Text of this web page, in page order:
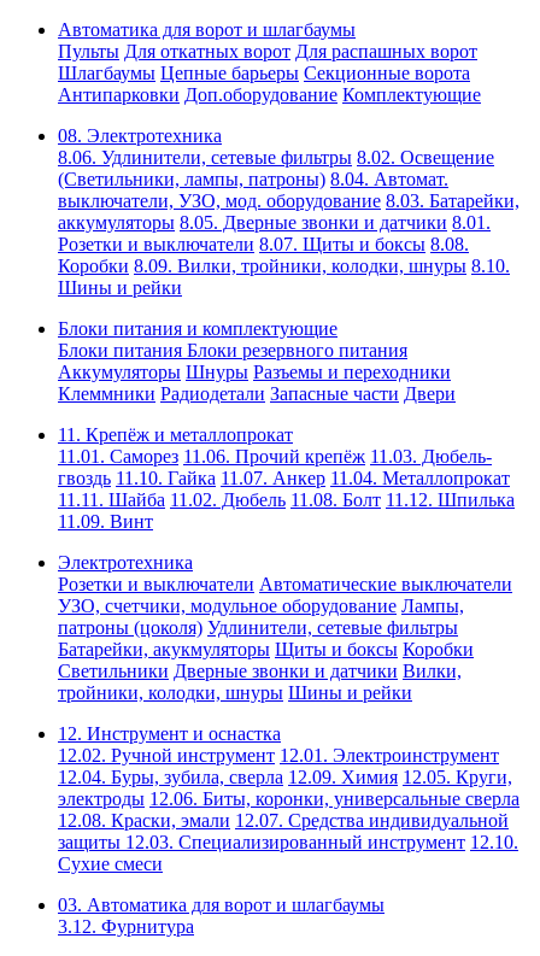
Автоматика для ворот и шлагбаумы
Пульты Для откатных ворот Для распашных ворот
Шлагбаумы Цепные барьеры Секционные ворота
Антипарковки Доп.оборудование Комплектующие
08. Электротехника
8.06. Удлинители, сетевые фильтры 8.02. Освещение
(Светильники, лампы, патроны) 8.04. Автомат.
выключатели, УЗО, мод. оборудование 8.03. Батарейки,
аккумуляторы 8.05. Дверные звонки и датчики 8.01.
Розетки и выключатели 8.07. Щиты и боксы 8.08.
Коробки 8.09. Вилки, тройники, колодки, шнуры 8.10.
Шины и рейки
Блоки питания и комплектующие
Блоки питания Блоки резервного питания
Аккумуляторы Шнуры Разъемы и переходники
Клеммники Радиодетали Запасные части Двери
11. Крепёж и металлопрокат
11.01. Саморез 11.06. Прочий крепёж 11.03. Дюбель-
гвоздь 11.10. Гайка 11.07. Анкер 11.04. Металлопрокат
11.11. Шайба 11.02. Дюбель 11.08. Болт 11.12. Шпилька
11.09. Винт
Электротехника
Розетки и выключатели Автоматические выключатели
УЗО, счетчики, модульное оборудование Лампы,
патроны (цоколя) Удлинители, сетевые фильтры
Батарейки, акукмуляторы Щиты и боксы Коробки
Светильники Дверные звонки и датчики Вилки,
тройники, колодки, шнуры Шины и рейки
12. Инструмент и оснастка
12.02. Ручной инструмент 12.01. Электроинструмент
12.04. Буры, зубила, сверла 12.09. Химия 12.05. Круги,
электроды 12.06. Биты, коронки, универсальные сверла
12.08. Краски, эмали 12.07. Средства индивидуальной
защиты 12.03. Специализированный инструмент 12.10.
Сухие смеси
03. Автоматика для ворот и шлагбаумы
3.12. Фурнитура